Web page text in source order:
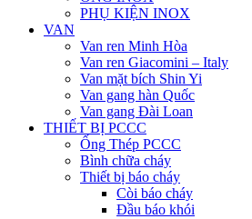
PHỤ KIỆN INOX
VAN
Van ren Minh Hòa
Van ren Giacomini – Italy
Van mặt bích Shin Yi
Van gang hàn Quốc
Van gang Đài Loan
THIẾT BỊ PCCC
Ống Thép PCCC
Bình chữa cháy
Thiết bị báo cháy
Còi báo cháy
Đầu báo khói